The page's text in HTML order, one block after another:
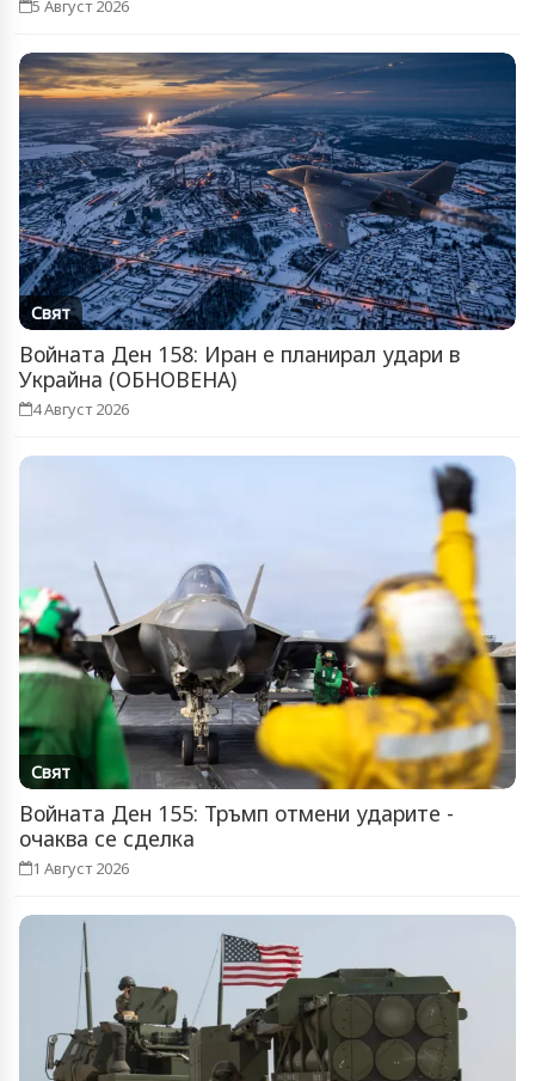
5 Август 2026
Свят
Войната Ден 158: Иран е планирал удари в
Украйна (ОБНОВЕНА)
4 Август 2026
Свят
Войната Ден 155: Тръмп отмени ударите -
очаква се сделка
1 Август 2026